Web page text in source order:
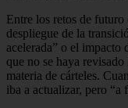
Entre los retos de
despliegue de la
acelerada” o el
que no se haya
materia de cárteles.
iba a actualizar, pero “a